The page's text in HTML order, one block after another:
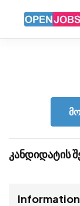
კანდიდატის
Information